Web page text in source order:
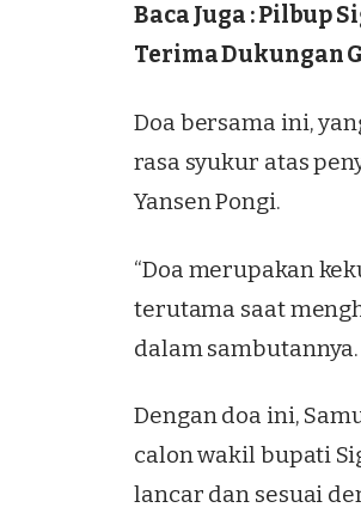
Baca Juga :Pilbup
Terima Dukungan
Doa bersama ini,
rasa syukur atas
Yansen Pongi.
“Doa merupakan
terutama saat
dalam sambutannya.
Dengan doa ini,
calon wakil bupati
lancar dan sesuai